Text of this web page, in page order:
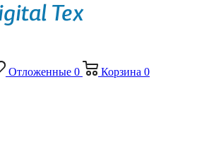
Отложенные 0 Корзина 0